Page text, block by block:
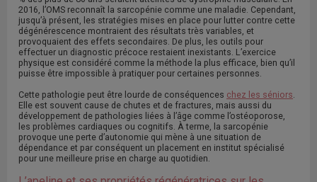
2016, l’OMS reconnaît la sarcopénie comme une maladie. Cependant,
jusqu’à présent, les stratégies mises en place pour lutter contre cette
dégénérescence montraient des résultats très variables, et
provoquaient des effets secondaires. De plus, les outils pour
effectuer un diagnostic précoce restaient inexistants. L’exercice
physique est considéré comme la méthode la plus efficace, bien qu’il
puisse être impossible à pratiquer pour certaines personnes.
Cette pathologie peut être lourde de conséquences chez les séniors.
Elle est souvent cause de chutes et de fractures, mais aussi du
développement de pathologies liées à l’âge comme l’ostéoporose,
les problèmes cardiaques ou cognitifs. À terme, la sarcopénie
provoque une perte d’autonomie qui mène à une situation de
dépendance et par conséquent un placement en institut spécialisé
pour une meilleure prise en charge au quotidien.